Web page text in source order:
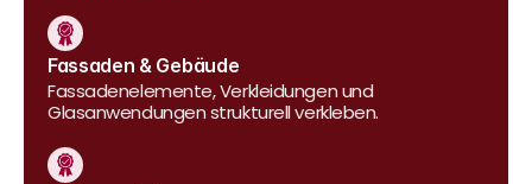
Fassaden & Gebäude
Fassadenelemente, Verkleidungen und
Glasanwendungen strukturell verkleben.